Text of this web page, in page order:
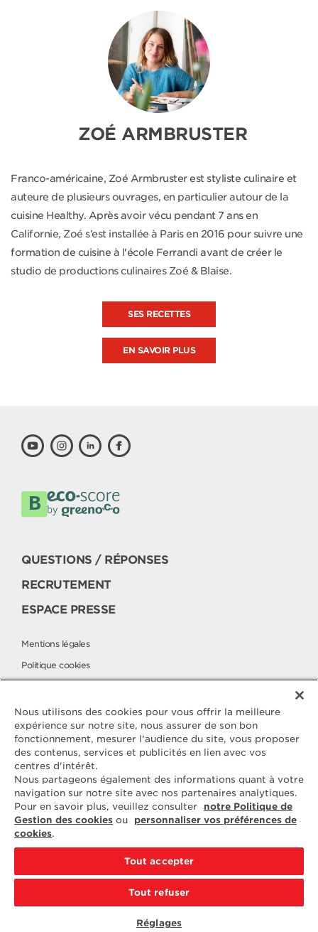
ZOÉ ARMBRUSTER
Franco-américaine, Zoé Armbruster est styliste culinaire et
auteure de plusieurs ouvrages, en particulier autour de la
cuisine Healthy. Après avoir vécu pendant 7 ans en
Californie, Zoé s’est installée à Paris en 2016 pour suivre une
formation de cuisine à l'école Ferrandi avant de créer le
studio de productions culinaires Zoé & Blaise.
SES RECETTES
EN SAVOIR PLUS
QUESTIONS / RÉPONSES
RECRUTEMENT
ESPACE PRESSE
Mentions légales
Politique cookies
Elle & Vire à l'international
Contactez
ELLE & VIRE
Pour toute question ou demande
d'information complémentaire,
nous sommes à votre disposition
ELVIR
50890 CONDÉ-SUR-VIRE
CONTACTEZ-NOUS
Nous utilisons des cookies pour vous offrir la meilleure
expérience sur notre site, nous assurer de son bon
fonctionnement, mesurer l'audience du site, vous proposer
des contenus, services et publicités en lien avec vos
centres d'intérêt.
Nous partageons également des informations quant à votre
navigation sur notre site avec nos partenaires analytiques.
Pour en savoir plus, veuillez consulter
notre Politique de
Gestion des cookies ou
personnaliser vos préférences de
cookies.
Tout accepter
Tout refuser
Réglages